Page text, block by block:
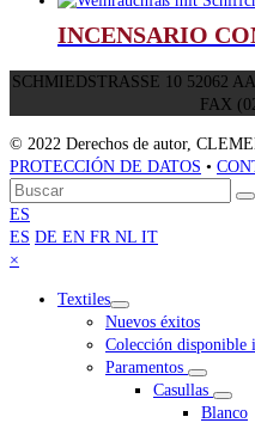
INCENSARIO
SCHMIEDSTRASSE 10 52062
FAX
© 2022 Derechos de autor,
PROTECCIÓN DE DATOS •
Volver
arriba
Buscar
ES
ES DE EN FR NL IT
×
menu
Textiles
Nuevos éxitos
Colección disponible
Paramentos
Casullas
Blanco